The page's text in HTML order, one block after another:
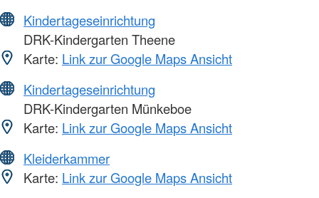
Kindertageseinrichtung
DRK-Kindergarten Theene
Karte: Link zur Google Maps Ansicht
Kindertageseinrichtung
DRK-Kindergarten Münkeboe
Karte: Link zur Google Maps Ansicht
Kleiderkammer
Karte: Link zur Google Maps Ansicht